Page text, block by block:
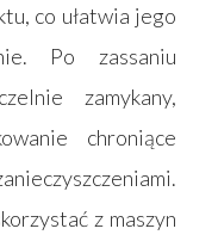
co ułatwia jego
Po zassaniu
zamykany,
chroniące
z maszyn